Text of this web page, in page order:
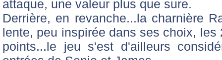
attaque, une valeur plus que sure.
Derrière, en revanche...la charnière
lente, peu inspirée dans ses choix,
points...le jeu s'est d'ailleurs